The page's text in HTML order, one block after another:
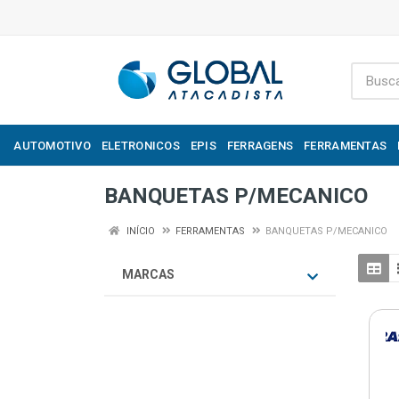
AUTOMOTIVO ELETRONICOS EPIS FERRAGENS FERRAMENTAS
BANQUETAS P/MECANICO
INÍCIO FERRAMENTAS BANQUETAS P/MECANICO
MARCAS